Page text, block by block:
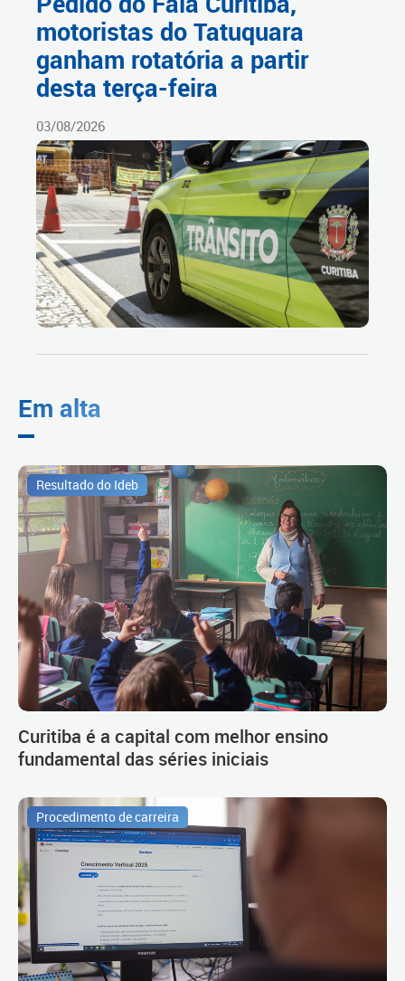
motoristas do Tatuquara
ganham rotatória a partir
desta terça-feira
03/08/2026
Em alta
Resultado do Ideb
Curitiba é a capital com melhor ensino
fundamental das séries iniciais
Procedimento de carreira